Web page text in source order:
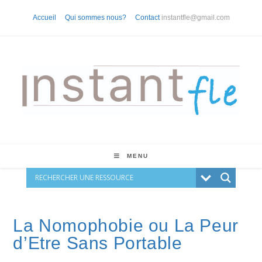
Accueil Qui sommes nous? Contact instantfle@gmail.com
MENU
La Nomophobie ou La Peur
d’Etre Sans Portable